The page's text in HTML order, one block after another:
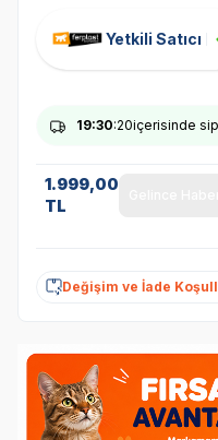
Yetkili Satıcı
19:30:20içerisinde
1.999,00
TL
Değişim ve İade